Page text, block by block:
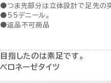
●つま先部分は立体設計で足先の
●55デニール。
●返品不可商品
目指したのは素足です。
ベロネーゼタイツ